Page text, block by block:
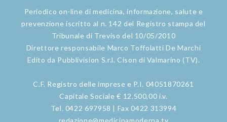
Periodico on-line di medicina, informazione, salute e
prevenzione iscritto al n. 142 del Registro stampa del
Tribunale di Treviso del 10/05/2010
Direttore responsabile Marco Toffolatti De Marchi
Edito da Pubblivision S.r.l. Cison di Valmarino (TV).
C.F. Registro delle imprese e P.I. 04051870261
Capitale Sociale € 12.500,00 i.v.
Tel. 0422 697958 | Fax 0422 313994